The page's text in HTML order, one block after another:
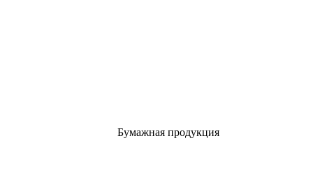
Бумажная продукция